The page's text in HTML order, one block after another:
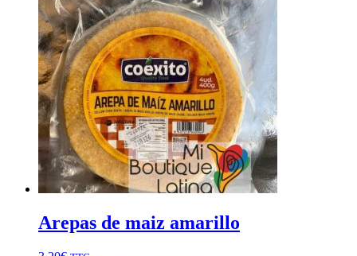
Arepas de maiz amarillo